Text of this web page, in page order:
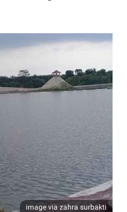
image via zahra surbakti